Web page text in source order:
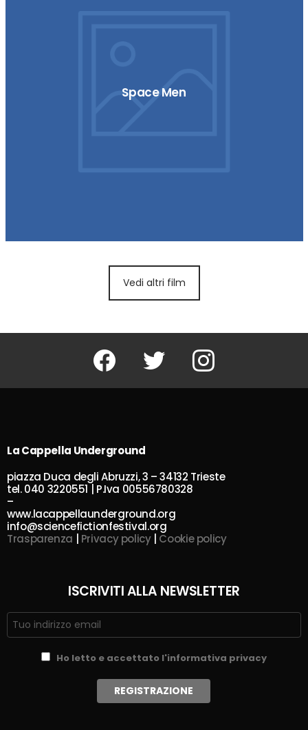
Space Men
Vedi altri film
Facebook Twitter Instagram
La Cappella Underground
piazza Duca degli Abruzzi, 3 – 34132 Trieste
tel. 040 3220551 | P.Iva 00556780328
–
www.lacappellaunderground.org
info@sciencefictionfestival.org
Trasparenza | Privacy policy| Cookie policy
ISCRIVITI ALLA NEWSLETTER
Ho letto e accettato l'informativa privacy